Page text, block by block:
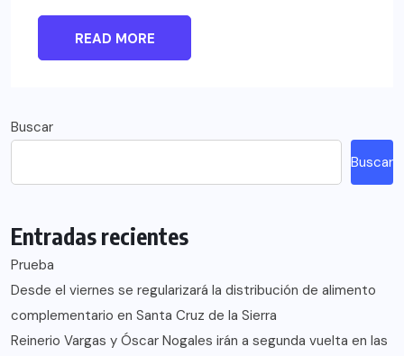
READ MORE
Buscar
Buscar
Entradas recientes
Prueba
Desde el viernes se regularizará la distribución de alimento
complementario en Santa Cruz de la Sierra
Reinerio Vargas y Óscar Nogales irán a segunda vuelta en las